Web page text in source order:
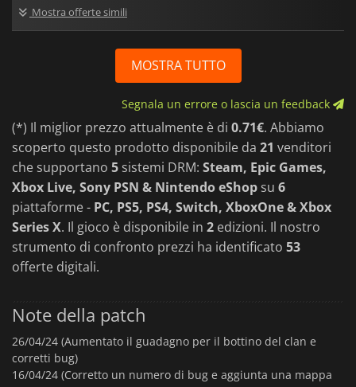
Mostra offerte simili
MOSTRA TUTTO
Segnala un errore o lascia un feedback
(*) Il miglior prezzo attualmente è di 0.71€. Abbiamo
scoperto questo prodotto disponibile da 21 venditori
che supportano 5 sistemi DRM: Steam, Epic Games,
Xbox Live, Sony PSN & Nintendo eShop su 6
piattaforme - PC, PS5, PS4, Switch, XboxOne & Xbox
Series X. Il gioco è disponibile in 2 edizioni. Il nostro
strumento di confronto prezzi ha identificato 53
offerte digitali.
Note della patch
26/04/24 (Aumentato il guadagno per il bottino del clan e
corretti bug)
16/04/24 (Corretto un numero di bug e aggiunta una mappa